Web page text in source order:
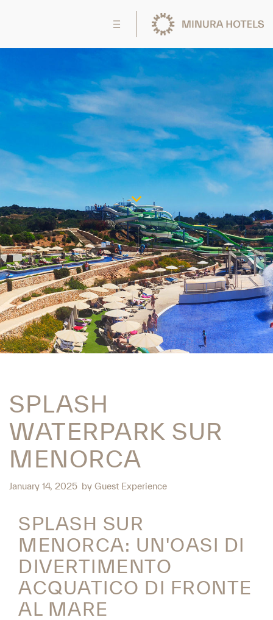
SPLASH
WATERPARK SUR
MENORCA
January 14, 2025 by Guest Experience
SPLASH SUR
MENORCA: UN'OASI DI
DIVERTIMENTO
ACQUATICO DI FRONTE
AL MARE